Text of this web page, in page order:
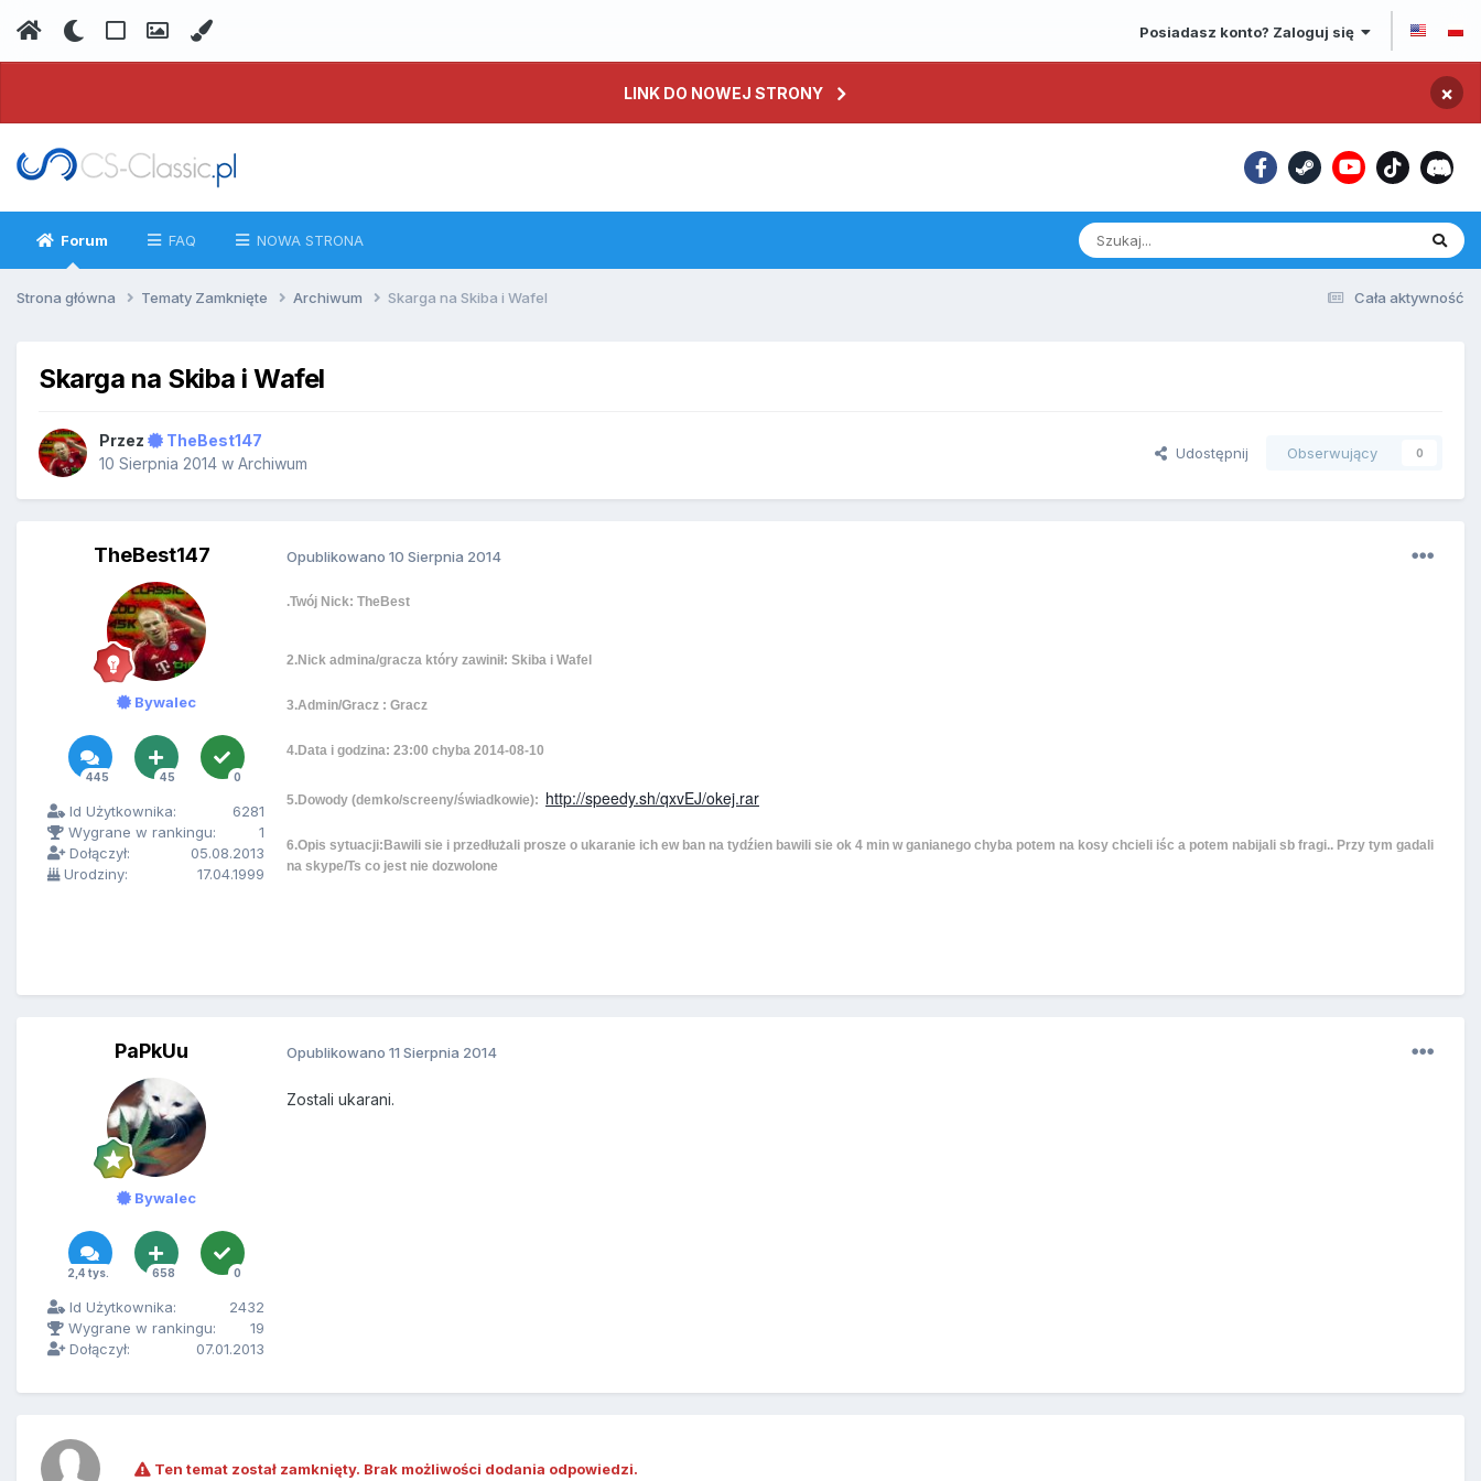
Posiadasz konto? Zaloguj się
LINK DO NOWEJ STRONY ×
Forum FAQ NOWA STRONA
Cała aktywność
Strona główna Tematy Zamknięte Archiwum Skarga na Skiba i Wafel
Skarga na Skiba i Wafel
Przez
TheBest147
10 Sierpnia 2014 w Archiwum
Udostępnij Obserwujący 0
TheBest147
Bywalec
445 45 0
Id Użytkownika:
6281
Wygrane w rankingu:
1
Dołączył:
05.08.2013
Urodziny:
17.04.1999
Opublikowano 10 Sierpnia 2014
.Twój Nick: TheBest
2.Nick admina/gracza który zawinił: Skiba i Wafel
3.Admin/Gracz : Gracz
4.Data i godzina: 23:00 chyba 2014-08-10
5.Dowody (demko/screeny/świadkowie): http://speedy.sh/qxvEJ/okej.rar
6.Opis sytuacji:Bawili sie i przedłużali prosze o ukaranie ich ew ban na tydźien bawili sie ok 4 min w ganianego chyba potem na kosy chcieli iśc a potem nabijali sb fragi.. Przy tym gadali
na skype/Ts co jest nie dozwolone
PaPkUu
Bywalec
2,4 tys. 658 0
Id Użytkownika:
2432
Wygrane w rankingu:
19
Dołączył:
07.01.2013
Opublikowano 11 Sierpnia 2014
Zostali ukarani.
Ten temat został zamknięty. Brak możliwości dodania odpowiedzi.